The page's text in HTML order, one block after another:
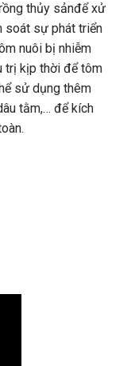
thủy sảnđể xử
soát sự phát triển
nuôi bị nhiễm
trị kịp thời để tôm
sử dụng thêm
tằm,… để kích